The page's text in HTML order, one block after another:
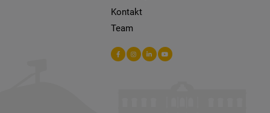
Kontakt
Team